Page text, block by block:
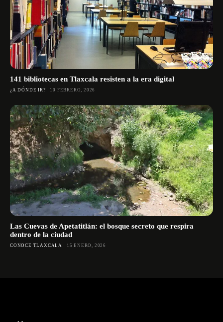
141 bibliotecas en Tlaxcala resisten a la era digital
¿A DÓNDE IR? 10 FEBRERO, 2026
Las Cuevas de Apetatitlán: el bosque secreto que respira
dentro de la ciudad
CONOCE TLAXCALA 15 ENERO, 2026